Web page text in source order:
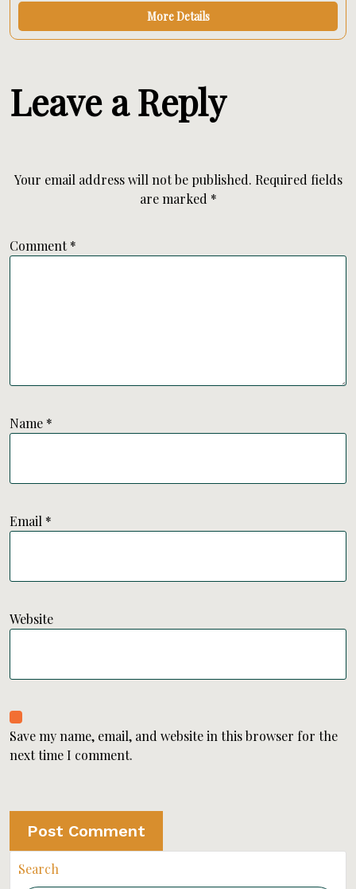
More Details
Leave a Reply
Your email address will not be published. Required fields
are marked *
Comment*
Name *
Email *
Website
Save my name, email, and website in this browser for the
next time I comment.
Search